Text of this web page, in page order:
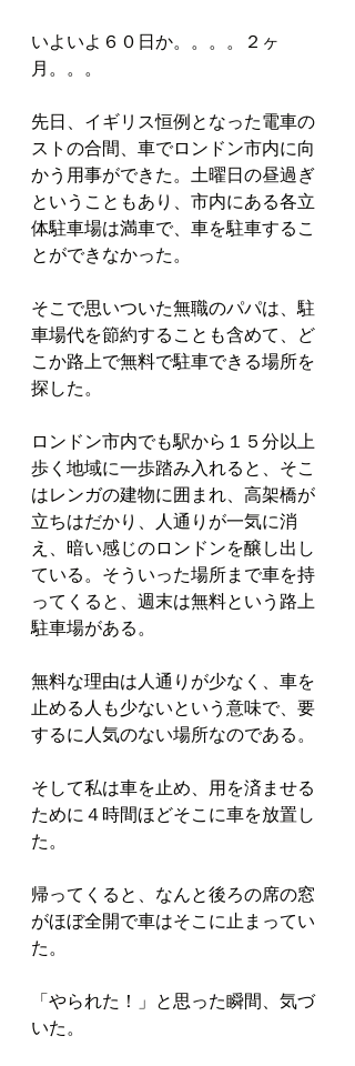
いよいよ６０日か。。。。２ヶ
月。。。
先日、イギリス恒例となった電車の
ストの合間、車でロンドン市内に向
かう用事ができた。土曜日の昼過ぎ
ということもあり、市内にある各立
体駐車場は満車で、車を駐車するこ
とができなかった。
そこで思いついた無職のパパは、駐
車場代を節約することも含めて、ど
こか路上で無料で駐車できる場所を
探した。
ロンドン市内でも駅から１５分以上
歩く地域に一歩踏み入れると、そこ
はレンガの建物に囲まれ、高架橋が
立ちはだかり、人通りが一気に消
え、暗い感じのロンドンを醸し出し
ている。そういった場所まで車を持
ってくると、週末は無料という路上
駐車場がある。
無料な理由は人通りが少なく、車を
止める人も少ないという意味で、要
するに人気のない場所なのである。
そして私は車を止め、用を済ませる
ために４時間ほどそこに車を放置し
た。
帰ってくると、なんと後ろの席の窓
がほぼ全開で車はそこに止まってい
た。
「やられた！」と思った瞬間、気づ
いた。